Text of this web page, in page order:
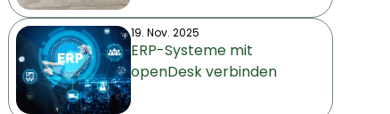
19. Nov. 2025
ERP-Systeme mit
openDesk verbinden